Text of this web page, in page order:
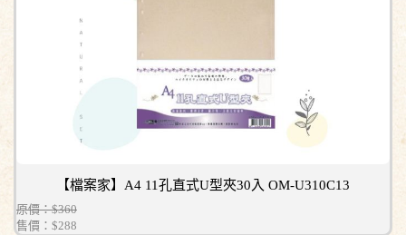
【檔案家】A4 11孔直式U型夾30入 OM-U310C13
原價：$360
售價： $288